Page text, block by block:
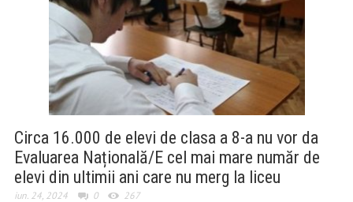
Circa 16.000 de elevi de clasa a 8-a nu vor da
Evaluarea Națională/E cel mai mare număr de
elevi din ultimii ani care nu merg la liceu
iun. 24, 2024 0 267